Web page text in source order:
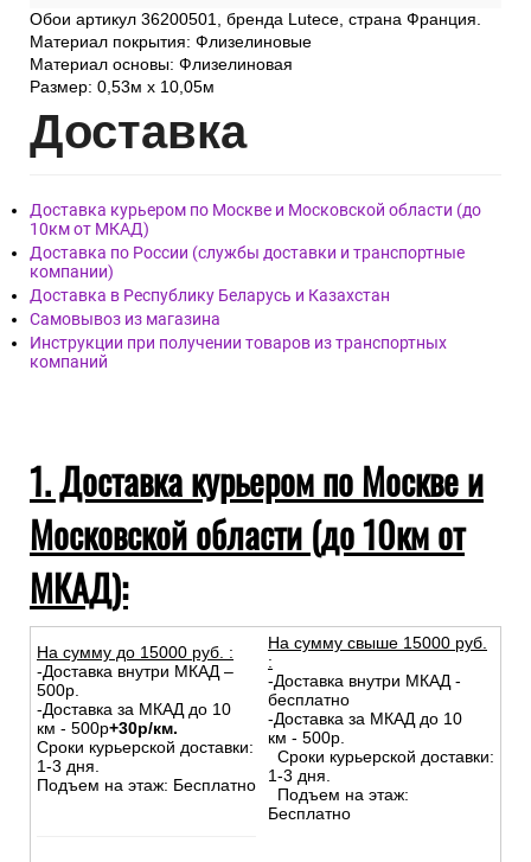
Обои артикул 36200501, бренда Lutece, страна Франция.
Материал покрытия: Флизелиновые
Материал основы: Флизелиновая
Размер: 0,53м x 10,05м
Доставка
Доставка курьером по Москве и Московской области (до
10км от МКАД)
Доставка по России (службы доставки и транспортные
компании)
Доставка в Республику Беларусь и Казахстан
Самовывоз из магазина
Инструкции при получении товаров из транспортных
компаний
1. Доставка курьером по Москве и
Московской области (до 10км от
МКАД):
На сумму до 15000 руб. :
-Доставка внутри МКАД –
500р.
-Доставка за МКАД до 10
км - 500р+30р/км.
Сроки курьерской доставки:
1-3 дня.
Подъем на этаж: Бесплатно
На сумму свыше 15000 руб.
:
-Доставка внутри МКАД -
бесплатно
-Доставка за МКАД до 10
км - 500р.
Сроки курьерской доставки:
1-3 дня.
Подъем на этаж:
Бесплатно